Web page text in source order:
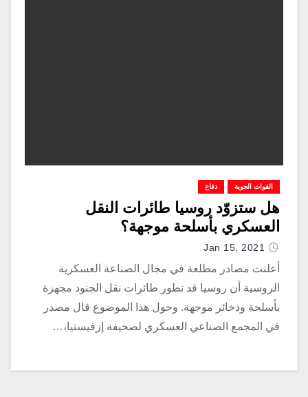
القوات الجوية دفاع
هل ستزوّد روسيا طائرات النقل
العسكري بأسلحة موجهة؟
Jan 15, 2021
أعلنت مصادر مطلعة في مجال الصناعة العسكرية
الروسية أن روسيا قد تطور طائرات نقل الجنود مجهزة
بأسلحة وذخائر موجهة. وحول هذا الموضوع قال مصدر
في المجمع الصناعي العسكري لصحيفة إزفيستيا،…